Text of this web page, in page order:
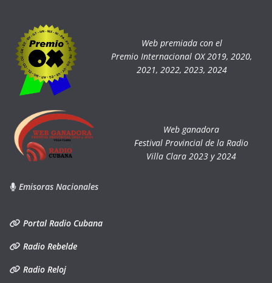
Web premiada con el
Premio Internacional OX 2019, 2020,
2021, 2022, 2023, 2024
Web ganadora
Festival Provincial de la Radio
Villa Clara 2023 y 2024
Emisoras Nacionales
Portal Radio Cubana
Radio Rebelde
Radio Reloj